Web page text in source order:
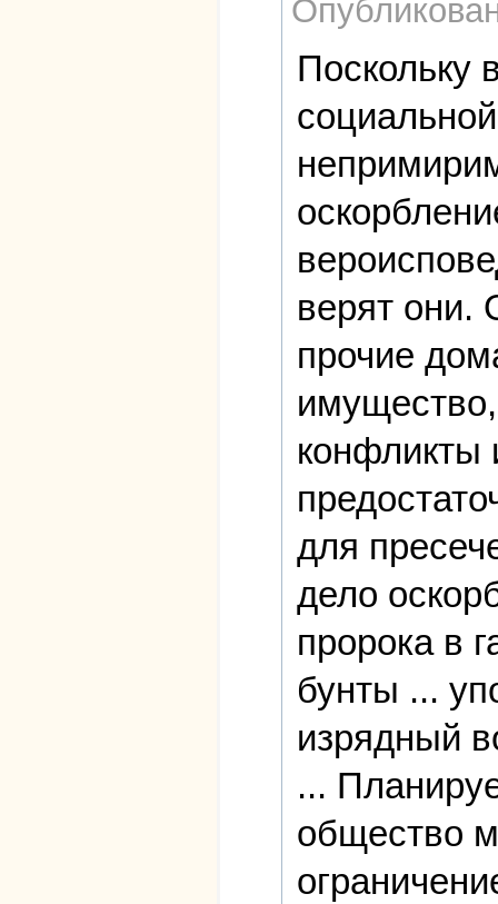
Поскольку
верят они.
прочие
конфликты
для
дело
пророка в
бунты ...
изрядный
...
общество